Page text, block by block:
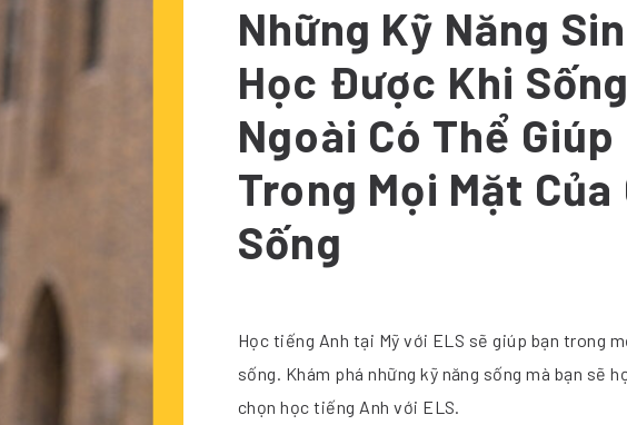
Những Kỹ Năng
Học Được Khi
Ngoài Có Thể Giúp
Trong Mọi Mặt Của
Sống
Học tiếng Anh tại Mỹ với ELS sẽ giúp bạn trong
sống. Khám phá những kỹ năng sống mà bạn sẽ
chọn học tiếng Anh với ELS.